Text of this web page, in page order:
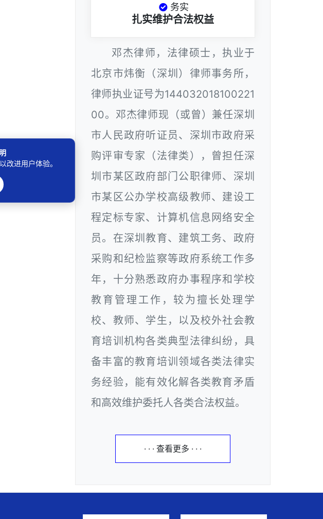
务实
扎实维护合法权益
邓杰律师，法律硕士，执业于
北京市炜衡（深圳）律师事务所，
律师执业证号为144032018100221
00。邓杰律师现（或曾）兼任深圳
市人民政府听证员、深圳市政府采
购评审专家（法律类），曾担任深
圳市某区政府部门公职律师、深圳
市某区公办学校高级教师、建设工
程定标专家、计算机信息网络安全
员。在深圳教育、建筑工务、政府
采购和纪检监察等政府系统工作多
年，十分熟悉政府办事程序和学校
教育管理工作，较为擅长处理学
校、教师、学生，以及校外社会教
育培训机构各类典型法律纠纷，具
备丰富的教育培训领域各类法律实
务经验，能有效化解各类教育矛盾
和高效维护委托人各类合法权益。
· · · 查看更多 · · ·
改进用户体验。